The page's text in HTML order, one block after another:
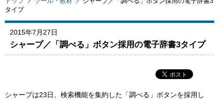
タイプ
2015年7月27日
シャープ／「調べる」ボタン採用の電子辞書3タイプ
シャープは23日、検索機能を集約した「調べる」ボタンを採用し